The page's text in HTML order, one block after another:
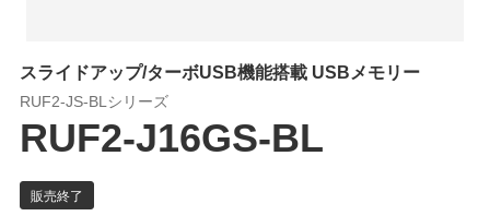
スライドアップ/ターボUSB機能搭載 USBメモリー
RUF2-JS-BLシリーズ
RUF2-J16GS-BL